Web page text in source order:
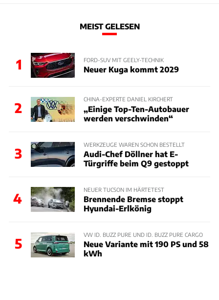
MEIST GELESEN
1 FORD-SUV MIT GEELY-TECHNIK
Neuer Kuga kommt 2029
2
CHINA-EXPERTE DANIEL KIRCHERT
„Einige Top-Ten-Autobauer
werden verschwinden“
3
WERKZEUGE WAREN SCHON BESTELLT
Audi-Chef Döllner hat E-
Türgriffe beim Q9 gestoppt
4
NEUER TUCSON IM HÄRTETEST
Brennende Bremse stoppt
Hyundai-Erlkönig
5
VW ID. BUZZ PURE UND ID. BUZZ PURE CARGO
Neue Variante mit 190 PS und 58
kWh